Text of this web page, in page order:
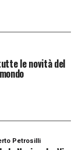
le novità del
Petrosilli